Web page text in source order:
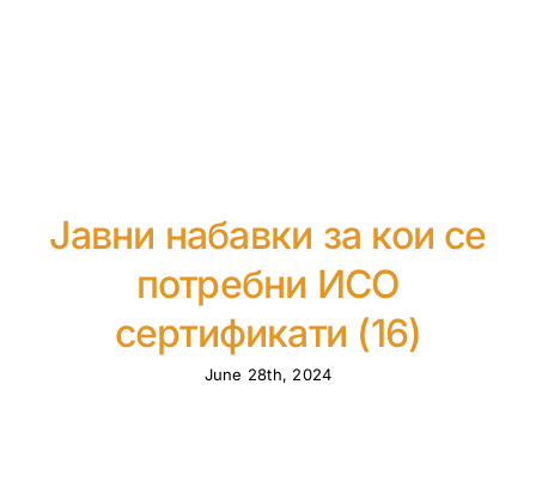
Јавни набавки за кои се
потребни ИСО
сертификати (16)
June 28th, 2024